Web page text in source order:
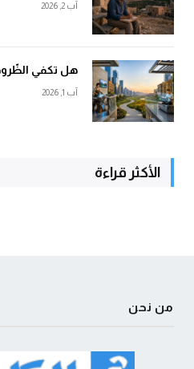
آب 2, 2026
هل تكفي
آب 1, 2026
الأكثر قراءة
من نحن